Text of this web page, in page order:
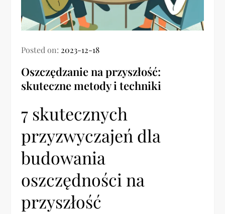
Posted on: 2023-12-18
Oszczędzanie na przyszłość:
skuteczne metody i techniki
7 skutecznych
przyzwyczajeń dla
budowania
oszczędności na
przyszłość